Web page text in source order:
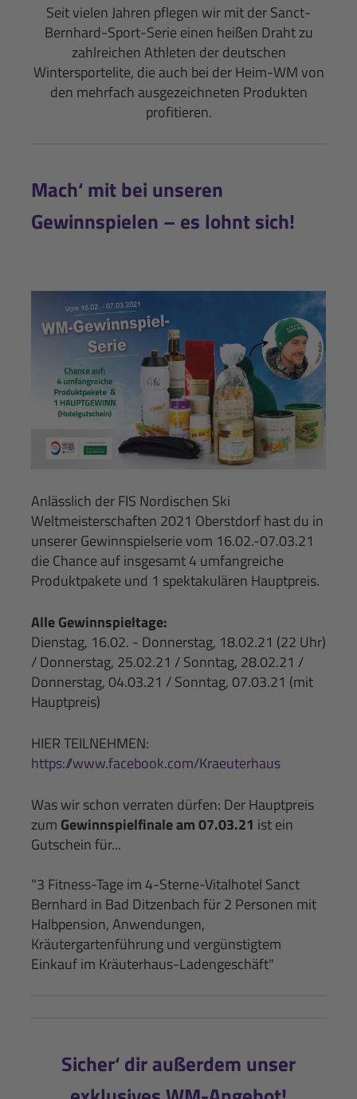
Seit vielen Jahren pflegen wir mit der Sanct-
Bernhard-Sport-Serie einen heißen Draht zu
zahlreichen Athleten der deutschen
Wintersportelite, die auch bei der Heim-WM von
den mehrfach ausgezeichneten Produkten
profitieren.
Mach‘ mit bei unseren
Gewinnspielen – es lohnt sich!
Anlässlich der FIS Nordischen Ski
Weltmeisterschaften 2021 Oberstdorf hast du in
unserer Gewinnspielserie vom 16.02.-07.03.21
die Chance auf insgesamt 4 umfangreiche
Produktpakete und 1 spektakulären Hauptpreis.
Alle Gewinnspieltage:
Dienstag, 16.02. - Donnerstag, 18.02.21 (22 Uhr)
/ Donnerstag, 25.02.21 / Sonntag, 28.02.21 /
Donnerstag, 04.03.21 / Sonntag, 07.03.21 (mit
Hauptpreis)
HIER TEILNEHMEN:
https://www.facebook.com/Kraeuterhaus
Was wir schon verraten dürfen: Der Hauptpreis
zum Gewinnspielfinale am 07.03.21 ist ein
Gutschein für...
"3 Fitness-Tage im 4-Sterne-Vitalhotel Sanct
Bernhard in Bad Ditzenbach für 2 Personen mit
Halbpension, Anwendungen,
Kräutergartenführung und vergünstigtem
Einkauf im Kräuterhaus-Ladengeschäft"
Sicher‘ dir außerdem unser